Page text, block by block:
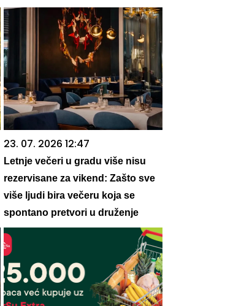
23. 07. 2026 12:47
Letnje večeri u gradu više nisu
rezervisane za vikend: Zašto sve
više ljudi bira večeru koja se
spontano pretvori u druženje